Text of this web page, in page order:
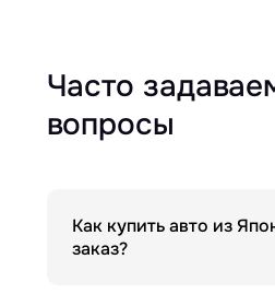
Часто
вопросы
Как купить авто из
заказ?